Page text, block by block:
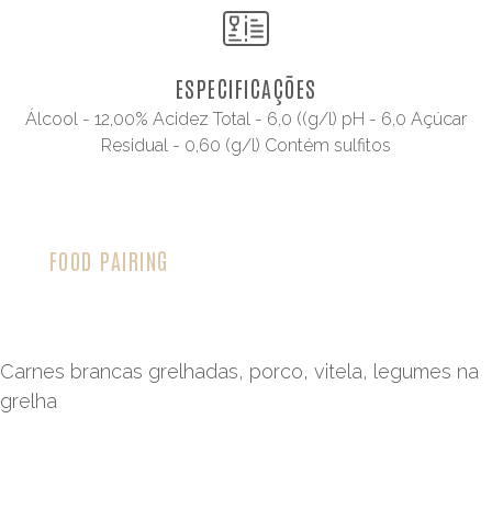
ESPECIFICAÇÕES
Álcool - 12,00% Acidez Total - 6,0 ((g/l) pH - 6,0 Açúcar
Residual - 0,60 (g/l) Contém sulfitos
FOOD PAIRING
Carnes brancas grelhadas, porco, vitela, legumes na
grelha